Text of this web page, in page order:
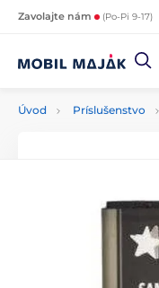
Zavolajte nám (Po-Pi 9-17)
Úvod Príslušenstvo